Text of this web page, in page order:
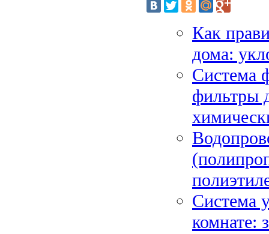
Как
дома:
Система
фильтры
Система
комнате: